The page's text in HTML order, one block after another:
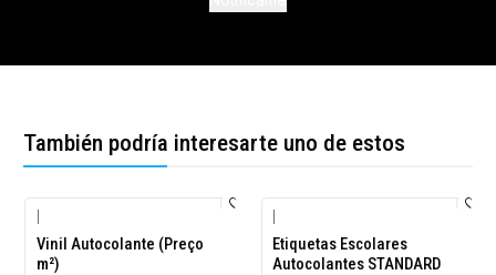
También podría interesarte uno de estos
Vinil Autocolante (Preço
m²)
-10%
OFF
Etiquetas Escolares
Autocolantes STANDARD